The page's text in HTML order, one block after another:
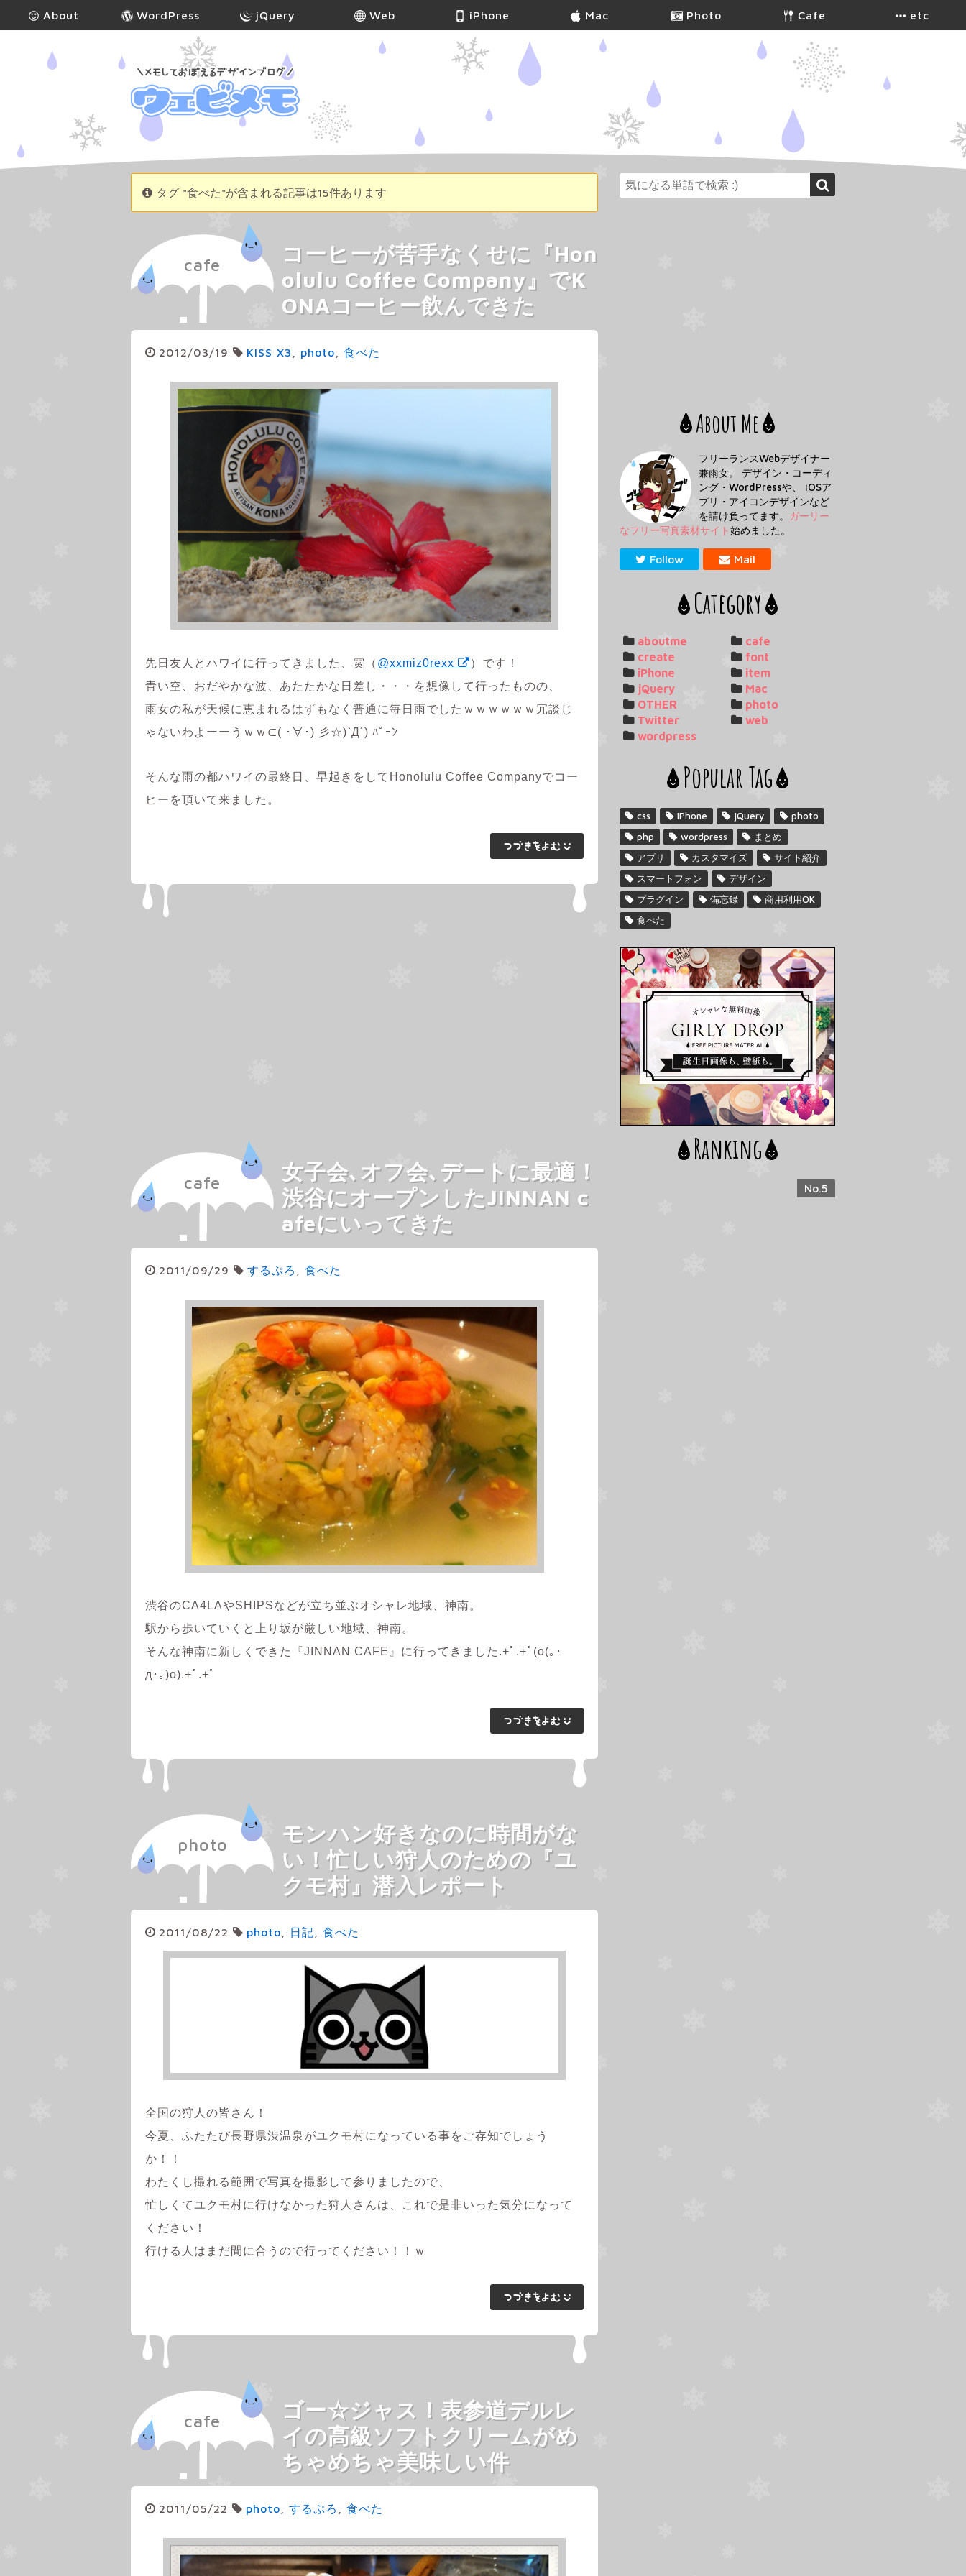
About WordPress jQuery Web iPhone Mac Photo Cafe etc
タグ "食べた"が含まれる記事は15件あります
cafe
コーヒーが苦手なくせに『Hon
olulu Coffee Company』でK
ONAコーヒー飲んできた
2012/03/19 KISS X3 photo 食べた
先日友人とハワイに行ってきました、霙（ @xxmiz0rexx
）です！
青い空、おだやかな波、あたたかな日差し・・・を想像して行ったものの、
雨女の私が天候に恵まれるはずもなく普通に毎日雨でしたｗｗｗｗｗｗ冗談じ
ゃないわよーーうｗｗ⊂( ･∀･) 彡☆)`Д´) ﾊﾟｰﾝ
そんな雨の都ハワイの最終日、早起きをしてHonolulu Coffee Companyでコー
ヒーを頂いて来ました。
cafe
女子会､オフ会､デートに最適！
渋谷にオープンしたJINNAN c
afeにいってきた
2011/09/29 するぷろ 食べた
渋谷のCA4LAやSHIPSなどが立ち並ぶオシャレ地域、神南。
駅から歩いていくと上り坂が厳しい地域、神南。
そんな神南に新しくできた『JINNAN CAFE』に行ってきました.+ﾟ.+ﾟ(o(｡･
д･｡)o).+ﾟ.+ﾟ
photo
モンハン好きなのに時間がな
い！忙しい狩人のための『ユ
クモ村』潜入レポート
2011/08/22 photo 日記 食べた
全国の狩人の皆さん！
今夏、ふたたび長野県渋温泉がユクモ村になっている事をご存知でしょう
か！！
わたくし撮れる範囲で写真を撮影して参りましたので、
忙しくてユクモ村に行けなかった狩人さんは、これで是非いった気分になって
ください！
行ける人はまだ間に合うので行ってください！！ｗ
cafe
ゴー☆ジャス！表参道デルレ
イの高級ソフトクリームがめ
ちゃめちゃ美味しい件
2011/05/22 photo するぷろ 食べた
About Me
フリーランスWebデザイナー
兼雨女。 デザイン・コーディ
ング・WordPressや、 iOSア
プリ・アイコンデザインなど
を請け負ってます。
ガーリー
なフリー写真素材サイト始めました。
Follow Mail
Category
aboutme
cafe
create
font
iPhone
item
jQuery
Mac
OTHER
photo
Twitter
web
wordpress
Popular Tag
css iPhone jQuery
photo
php
wordpress
まとめ
アプリ
カスタマイズ
サイト紹介
スマートフォン
デザイン
プラグイン
備忘録
商用利用OK
食べた
Ranking